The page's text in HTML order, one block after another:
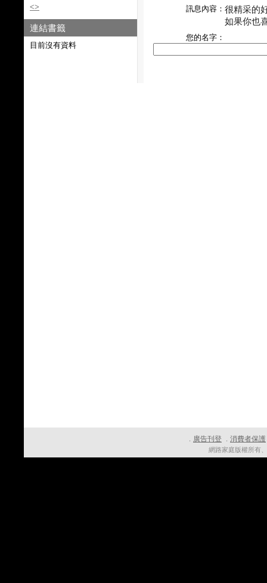
訊息內容： 很精采的
如果你也
您的名字：
<>
連結書籤
目前沒有資料
． 廣告刊登 ． 消費者保護
網路家庭版權所有